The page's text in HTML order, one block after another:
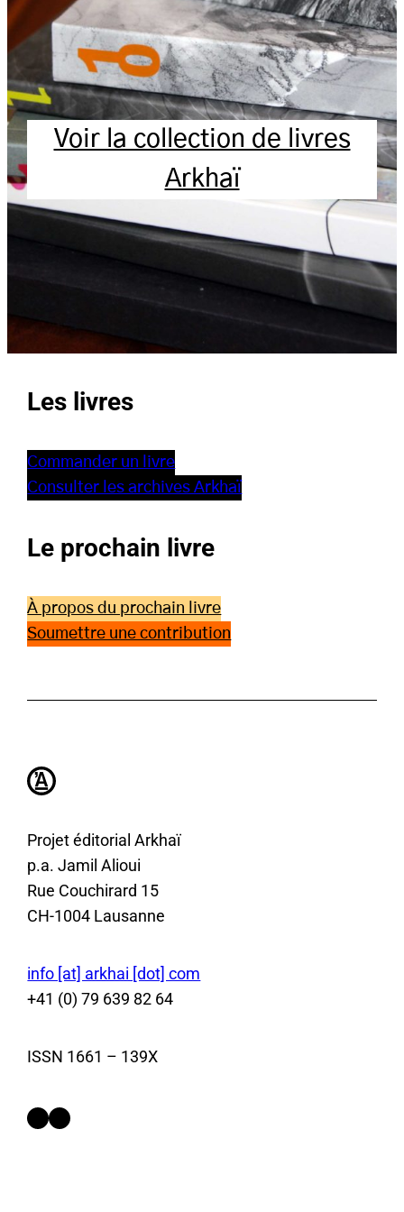
Voir la collection de livres
Arkhaï
Les livres
Commander un livre
Consulter les archives Arkhaï
Le prochain livre
À propos du prochain livre
Soumettre une contribution
Projet éditorial Arkhaï
p.a. Jamil Alioui
Rue Couchirard 15
CH-1004 Lausanne
info [at] arkhai [dot] com
+41 (0) 79 639 82 64
ISSN 1661 – 139X
Facebook Instagram